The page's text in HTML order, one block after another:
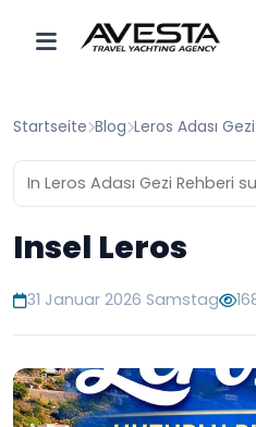
Startseite Blog Leros Adası
Insel Leros
31 Januar 2026 Samstag